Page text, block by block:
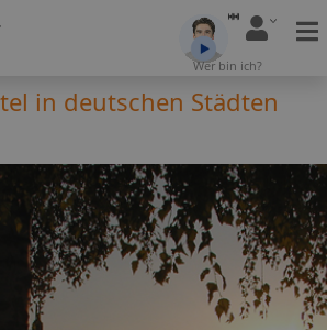
Wer bin ich?
in deutschen Städten